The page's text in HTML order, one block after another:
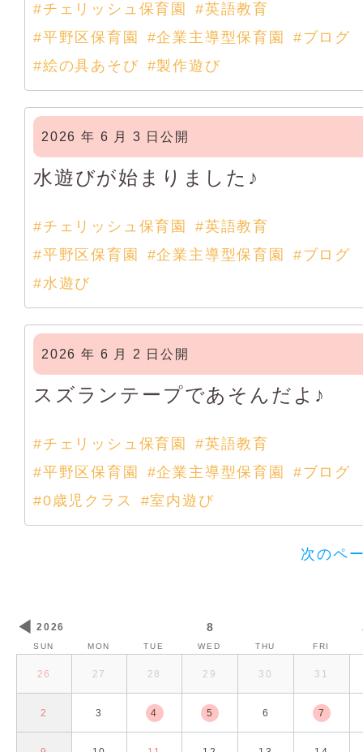
◀ 2026 8
SUN MON TUE WED THU FRI
26 27 28 29 30 31
2 3 4 5 6 7
#チェリッシュ保育園
#英語教育
#平野区保育園
#企業主導型保育園
#ブログ
#絵の具あそび #製作遊び
2026 年 6 月 3 日公開
水遊びが始まりました♪
#チェリッシュ保育園
#英語教育
#平野区保育園
#企業主導型保育園
#ブログ
#水遊び
2026 年 6 月 2 日公開
スズランテープであそんだよ♪
#チェリッシュ保育園
#英語教育
#平野区保育園
#企業主導型保育園
#ブログ
#0歳児クラス
#室内遊び
次のペ